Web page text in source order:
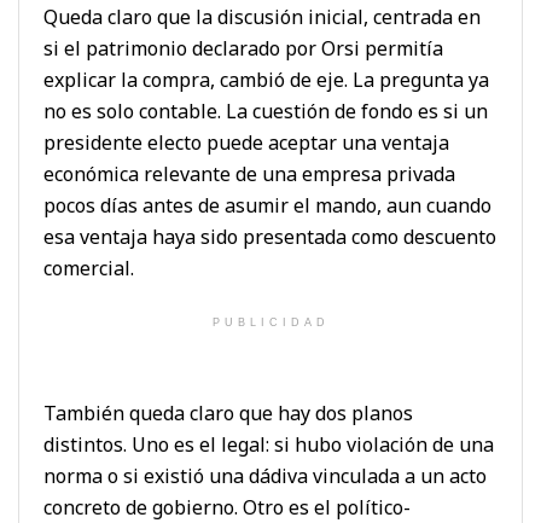
Queda claro que la discusión inicial, centrada en
si el patrimonio declarado por Orsi permitía
explicar la compra, cambió de eje. La pregunta ya
no es solo contable. La cuestión de fondo es si un
presidente electo puede aceptar una ventaja
económica relevante de una empresa privada
pocos días antes de asumir el mando, aun cuando
esa ventaja haya sido presentada como descuento
comercial.
PUBLICIDAD
También queda claro que hay dos planos
distintos. Uno es el legal: si hubo violación de una
norma o si existió una dádiva vinculada a un acto
concreto de gobierno. Otro es el político-